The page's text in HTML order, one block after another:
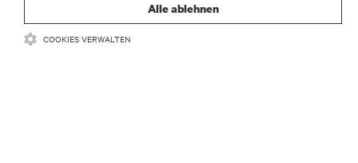
JETZT ANMELDEN
Alle ablehnen
COOKIES VERWALTEN